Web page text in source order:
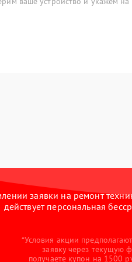
заявки на ремонт
действует персональная
*Условия акции
заявку через текущую
получаете купон на 1500